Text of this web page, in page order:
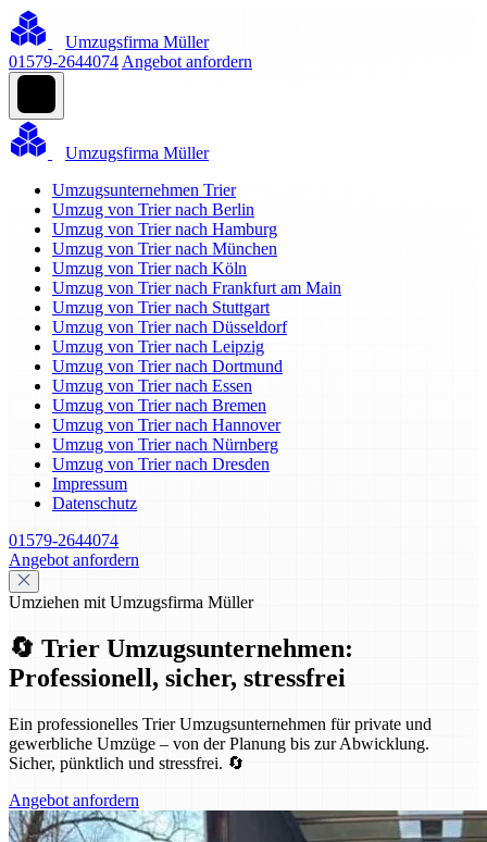
Umzugsfirma Müller
01579-2644074 Angebot anfordern
Umzugsfirma Müller
Umzugsunternehmen Trier
Umzug von Trier nach Berlin
Umzug von Trier nach Hamburg
Umzug von Trier nach München
Umzug von Trier nach Köln
Umzug von Trier nach Frankfurt am Main
Umzug von Trier nach Stuttgart
Umzug von Trier nach Düsseldorf
Umzug von Trier nach Leipzig
Umzug von Trier nach Dortmund
Umzug von Trier nach Essen
Umzug von Trier nach Bremen
Umzug von Trier nach Hannover
Umzug von Trier nach Nürnberg
Umzug von Trier nach Dresden
Impressum
Datenschutz
01579-2644074
Angebot anfordern
Umziehen mit Umzugsfirma Müller
🔄 Trier Umzugsunternehmen:
Professionell, sicher, stressfrei
Ein professionelles Trier Umzugsunternehmen für private und
gewerbliche Umzüge – von der Planung bis zur Abwicklung.
Sicher, pünktlich und stressfrei. 🔄
Angebot anfordern